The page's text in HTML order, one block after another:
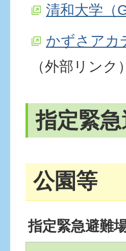
清和大学（
かずさアカ
（外部リンク）
指定緊
公園等
指定緊急避難